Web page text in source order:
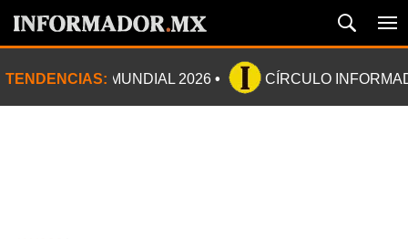
TENDENCIAS: MUNDIAL 2026 CÍRCULO